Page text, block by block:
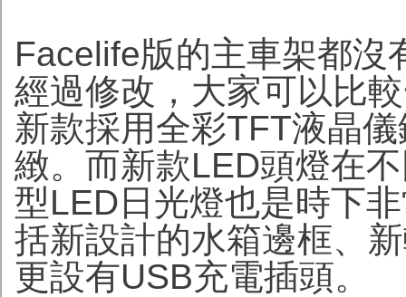
Facelife版的主車架都沒
經過修改，大家可以比
新款採用全彩TFT液晶
緻。而新款LED頭燈在
型LED日光燈也是時下
括新設計的水箱邊框、
更設有USB充電插頭。